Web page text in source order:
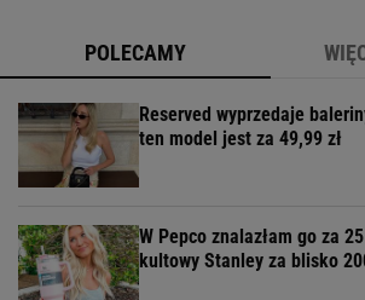
POLECAMY
Reserved wyprzedaje
ten model jest za 49,99 zł
W Pepco znalazłam go za
kultowy Stanley za blisko